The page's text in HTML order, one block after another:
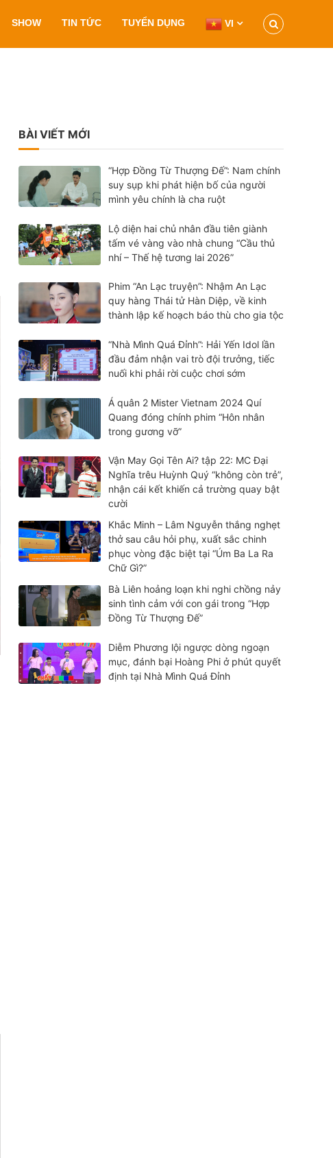
SHOW TIN TỨC TUYỂN DỤNG VI
BÀI VIẾT MỚI
“Hợp Đồng Từ Thượng Đế”: Nam chính
suy sụp khi phát hiện bố của người
mình yêu chính là cha ruột
Lộ diện hai chủ nhân đầu tiên giành
tấm vé vàng vào nhà chung “Cầu thủ
nhí – Thế hệ tương lai 2026”
Phim “An Lạc truyện”: Nhậm An Lạc
quy hàng Thái tử Hàn Diệp, về kinh
thành lập kế hoạch báo thù cho gia tộc
“Nhà Mình Quá Đỉnh”: Hải Yến Idol lần
đầu đảm nhận vai trò đội trưởng, tiếc
nuối khi phải rời cuộc chơi sớm
Á quân 2 Mister Vietnam 2024 Quí
Quang đóng chính phim “Hôn nhân
trong gương vỡ”
Vận May Gọi Tên Ai? tập 22: MC Đại
Nghĩa trêu Huỳnh Quý “không còn trẻ”,
nhận cái kết khiến cả trường quay bật
cười
Khắc Minh – Lâm Nguyễn thắng nghẹt
thở sau câu hỏi phụ, xuất sắc chinh
phục vòng đặc biệt tại “Úm Ba La Ra
Chữ Gì?”
Bà Liên hoảng loạn khi nghi chồng nảy
sinh tình cảm với con gái trong “Hợp
Đồng Từ Thượng Đế”
Diễm Phương lội ngược dòng ngoạn
mục, đánh bại Hoàng Phi ở phút quyết
định tại Nhà Mình Quá Đỉnh